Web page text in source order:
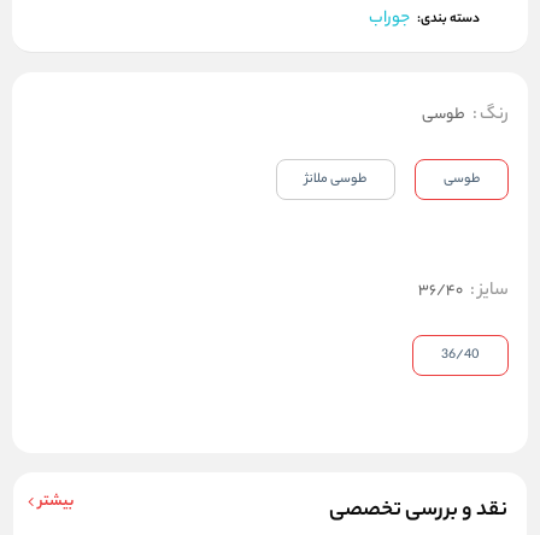
دسته بندی: جوراب
نقد و بررسی تخصصی بیشتر
رنگ: طوسی
طوسی طوسی ملانژ
سایز:
36/40
36/40